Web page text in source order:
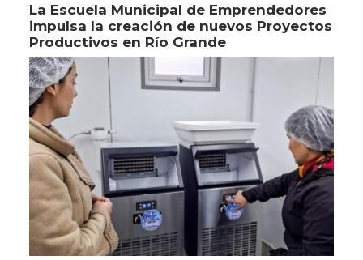
La Escuela Municipal de Emprendedores
impulsa la creación de nuevos Proyectos
Productivos en Río Grande